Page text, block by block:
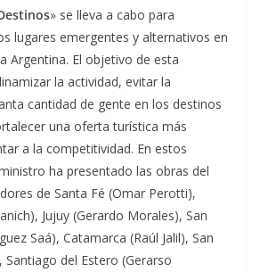
» se lleva a cabo para
lugares emergentes y alternativos en
Argentina. El objetivo de esta
la actividad, evitar la
cantidad de gente en los destinos
una oferta turística más
a la competitividad. En estos
ha presentado las obras del
de Santa Fé (Omar Perotti),
Jujuy (Gerardo Morales), San
Saá), Catamarca (Raúl Jalil), San
Santiago del Estero (Gerarso